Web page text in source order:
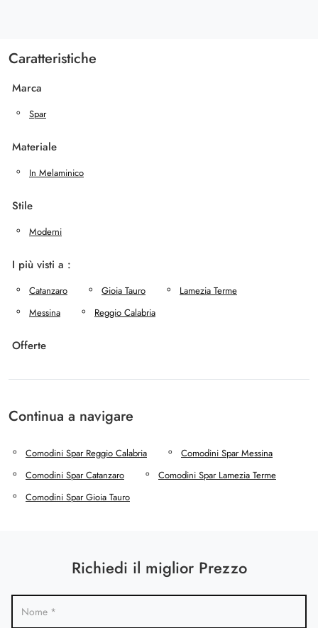
Caratteristiche
Marca
Spar
Materiale
In Melaminico
Stile
Moderni
I più visti a :
Catanzaro Gioia Tauro
Lamezia Terme
Messina
Reggio Calabria
Offerte
Continua a navigare
Comodini Spar Reggio Calabria
Comodini Spar Messina
Comodini Spar Catanzaro
Comodini Spar Lamezia Terme
Comodini Spar Gioia Tauro
Richiedi il miglior Prezzo